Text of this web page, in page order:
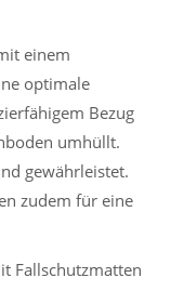
einem
optimale
Bezug
umhüllt.
gewährleistet.
zudem für eine
Fallschutzmatten